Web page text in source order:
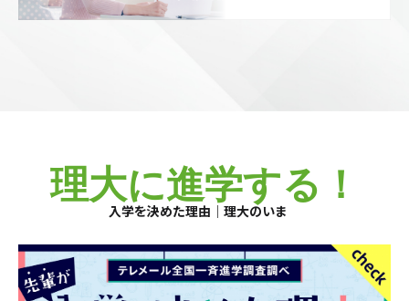
理大に進学する！
入学を決めた理由｜理大のいま